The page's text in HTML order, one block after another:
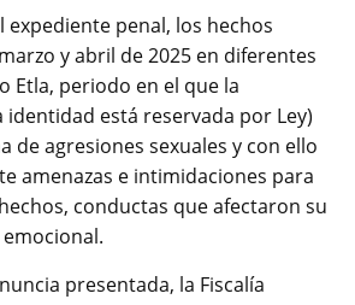
expediente penal, los hechos
y abril de 2025 en diferentes
Etla, periodo en el que la
identidad está reservada por Ley)
de agresiones sexuales y con ello
amenazas e intimidaciones para
conductas que afectaron su
presentada, la Fiscalía